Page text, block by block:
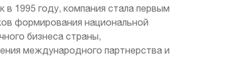
1995 году, компания стала первым
формирования национальной
бизнеса страны,
международного партнерства и